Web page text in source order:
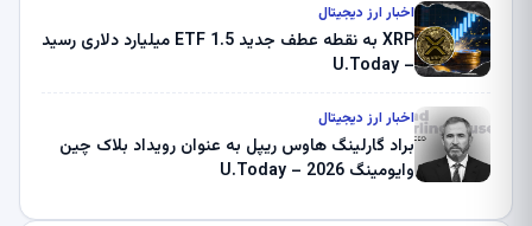
اخبار ارز دیجیتال
XRP به نقطه عطف جدید ETF 1.5 میلیارد دلاری رسید
– U.Today
اخبار ارز دیجیتال
براد گارلینگ هاوس ریپل به عنوان رویداد بلاک چین
وایومینگ 2026 – U.Today